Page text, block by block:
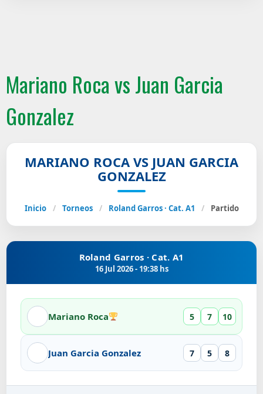
Mariano Roca vs Juan Garcia
Gonzalez
MARIANO ROCA VS JUAN GARCIA
GONZALEZ
Inicio / Torneos / Roland Garros · Cat. A1 / Partido
Roland Garros · Cat. A1
16 Jul 2026 - 19:38 hs
Mariano Roca 5 7 10
Juan Garcia Gonzalez 7 5 8